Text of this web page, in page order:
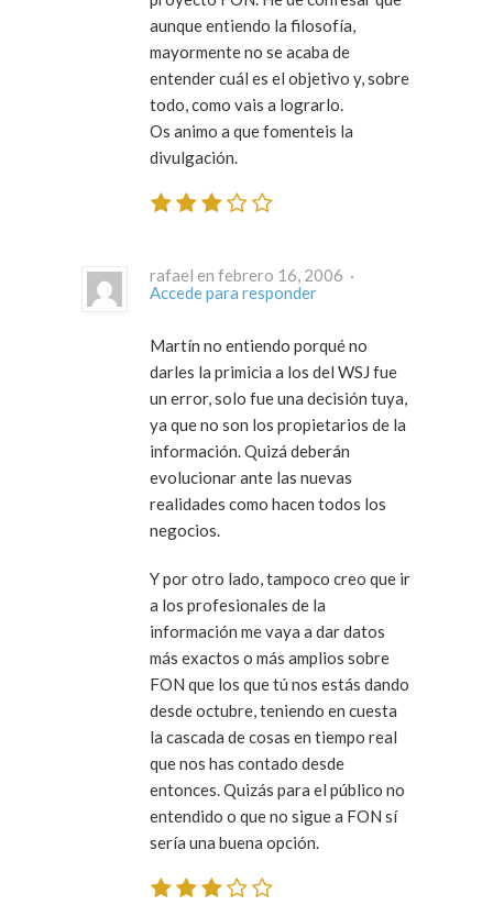
aunque entiendo la filosofía,
mayormente no se acaba de
entender cuál es el objetivo y, sobre
todo, como vais a lograrlo.
Os animo a que fomenteis la
divulgación.
rafael en febrero 16, 2006 ·
Accede para responder
Martín no entiendo porqué no
darles la primicia a los del WSJ fue
un error, solo fue una decisión tuya,
ya que no son los propietarios de la
información. Quizá deberán
evolucionar ante las nuevas
realidades como hacen todos los
negocios.
Y por otro lado, tampoco creo que ir
a los profesionales de la
información me vaya a dar datos
más exactos o más amplios sobre
FON que los que tú nos estás dando
desde octubre, teniendo en cuesta
la cascada de cosas en tiempo real
que nos has contado desde
entonces. Quizás para el público no
entendido o que no sigue a FON sí
sería una buena opción.